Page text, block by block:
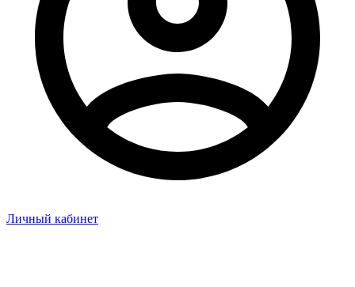
Личный кабинет